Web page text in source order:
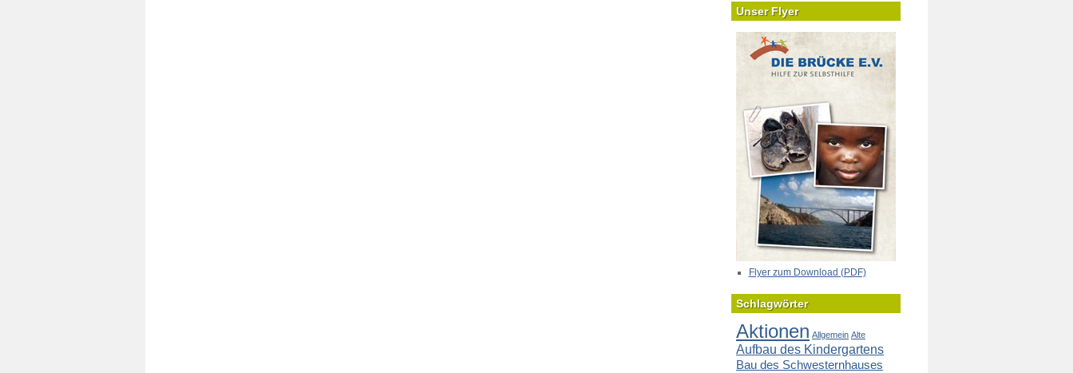
Unser Flyer
Flyer zum Download (PDF)
Schlagwörter
Aktionen Allgemein Alte
Aufbau des Kindergartens
Bau des Schwesternhauses